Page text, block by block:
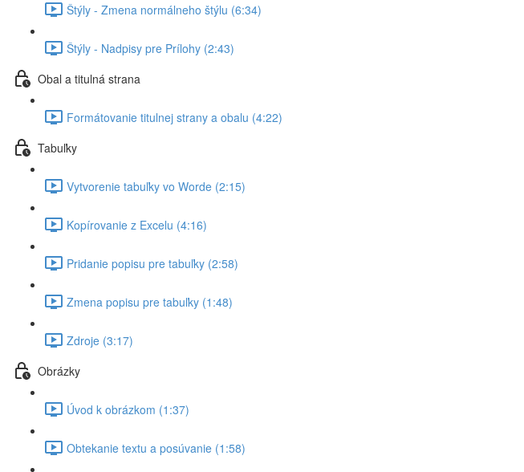
Štýly - Zmena normálneho štýlu (6:34)
Štýly - Nadpisy pre Prílohy (2:43)
Obal a titulná strana
Formátovanie titulnej strany a obalu (4:22)
Tabuľky
Vytvorenie tabuľky vo Worde (2:15)
Kopírovanie z Excelu (4:16)
Pridanie popisu pre tabuľky (2:58)
Zmena popisu pre tabuľky (1:48)
Zdroje (3:17)
Obrázky
Úvod k obrázkom (1:37)
Obtekanie textu a posúvanie (1:58)